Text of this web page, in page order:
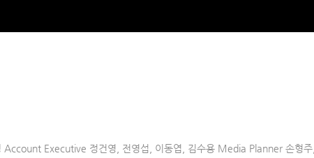
Executive 정건영, 전영섭, 이동엽, 김수용 Media Planner 손형주